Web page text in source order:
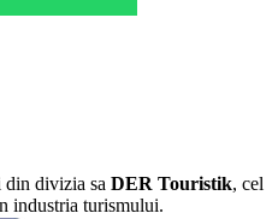
din divizia sa DER Touristik, cel
industria turismului.